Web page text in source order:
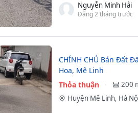
Nguyễn Minh Hải
Đăng 2 tháng trước
CHÍNH CHỦ Bán Đất
Hoa, Mê Linh
Thỏa thuận
200
Huyện Mê Linh, Hà